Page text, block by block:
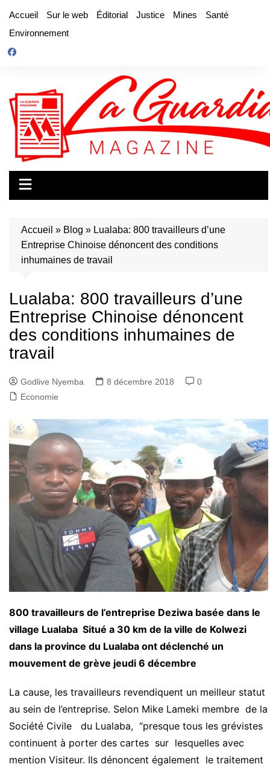
contenu
Accueil Sur le web Éditorial Justice Mines
Santé
Environnement
Accueil » Blog » Lualaba: 800 travailleurs d’une
Entreprise Chinoise dénoncent des conditions
inhumaines de travail
Lualaba: 800 travailleurs d’une
Entreprise Chinoise dénoncent
des conditions inhumaines de
travail
Godlive Nyemba 8 décembre 2018
0
Economie
800 travailleurs de l’entreprise Deziwa basée dans le
village Lualaba Situé a 30 km de la ville de Kolwezi
dans la province du Lualaba ont déclenché un
mouvement de grève jeudi 6 décembre
La cause, les travailleurs revendiquent un meilleur statut
au sein de l’entreprise. Selon Mike Lameki membre de la
Société Civile du Lualaba, “presque tous les grévistes
continuent à porter des cartes sur lesquelles avec
mention Visiteur. Ils dénoncent également le traitement